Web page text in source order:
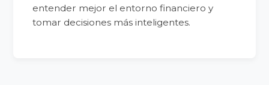
entender mejor el entorno financiero y
tomar decisiones más inteligentes.